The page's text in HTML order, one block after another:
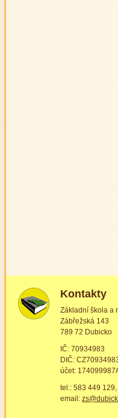
Kontakty
Základní škola a
Zábřežská 143
789 72 Dubicko
IČ: 70934983
DIČ:
účet:
tel.: 583 449
email: